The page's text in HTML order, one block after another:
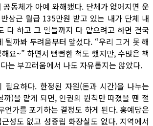
공동체가 아예 와해됐다. 단체가 없어지면 운
상근 월급 135만원 받고 있는 내가 단체 내
다 하고 그 일들까지 다 맡으려고 하면 결국
될까봐 두려움부터 앞섰다. “우리 그거 못 해
요~” 하면서 뻔뻔한 척도 했지만, 수많은 책
는 부끄러움에서 나도 자유롭지는 않았다.
필요하다. 한정된 자원(돈과 시간)을 나누는
까)을 맡게 되면, 인권의 원칙만 따졌을 땐 절
언가를 포기하는 결정도 하게 된다. 홍예당은
성도 없고 성중립 화장실도 없다. 지역에서